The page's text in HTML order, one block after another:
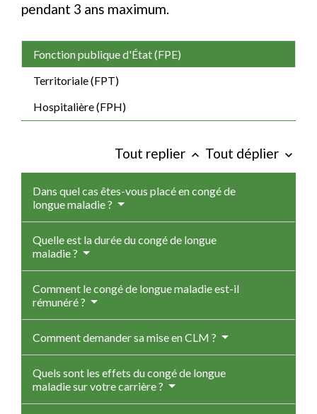
pendant 3 ans maximum.
Fonction publique d'État (FPE)
Territoriale (FPT)
Hospitalière (FPH)
Tout replier keyboard_arrow_up Tout déplier keyboard_arrow_down
Dans quel cas êtes-vous placé en congé de
longue maladie ?
Quelle est la durée du congé de longue
maladie ?
Comment le congé de longue maladie est-il
rémunéré ?
Comment demander sa mise en CLM ?
Quels sont les effets du congé de longue
maladie sur votre carrière ?